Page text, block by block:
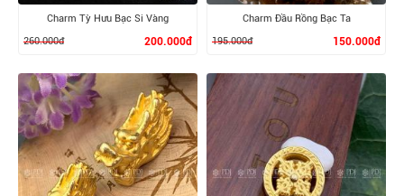
XEM CHI TIẾT
Charm Tỳ Hưu Bạc Si Vàng
260.000đ
200.000đ
XEM CHI TIẾT
Charm Đầu Rồng Bạc Ta
195.000đ
150.000đ